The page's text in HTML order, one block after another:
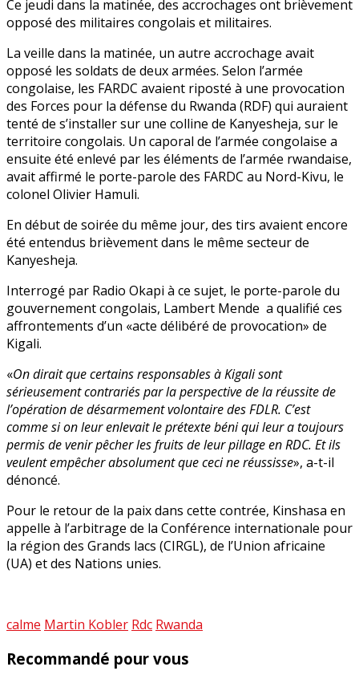
Ce jeudi dans la matinée, des accrochages ont brièvement
opposé des militaires congolais et militaires.
La veille dans la matinée, un autre accrochage avait
opposé les soldats de deux armées. Selon l’armée
congolaise, les FARDC avaient riposté à une provocation
des Forces pour la défense du Rwanda (RDF) qui auraient
tenté de s’installer sur une colline de Kanyesheja, sur le
territoire congolais. Un caporal de l’armée congolaise a
ensuite été enlevé par les éléments de l’armée rwandaise,
avait affirmé le porte-parole des FARDC au Nord-Kivu, le
colonel Olivier Hamuli.
En début de soirée du même jour, des tirs avaient encore
été entendus brièvement dans le même secteur de
Kanyesheja.
Interrogé par Radio Okapi à ce sujet, le porte-parole du
gouvernement congolais, Lambert Mende a qualifié ces
affrontements d’un «acte délibéré de provocation» de
Kigali.
«On dirait que certains responsables à Kigali sont
sérieusement contrariés par la perspective de la réussite de
l’opération de désarmement volontaire des FDLR. C’est
comme si on leur enlevait le prétexte béni qui leur a toujours
permis de venir pêcher les fruits de leur pillage en RDC. Et ils
veulent empêcher absolument que ceci ne réussisse», a-t-il
dénoncé.
Pour le retour de la paix dans cette contrée, Kinshasa en
appelle à l’arbitrage de la Conférence internationale pour
la région des Grands lacs (CIRGL), de l’Union africaine
(UA) et des Nations unies.
calme Martin Kobler Rdc Rwanda
Recommandé pour vous